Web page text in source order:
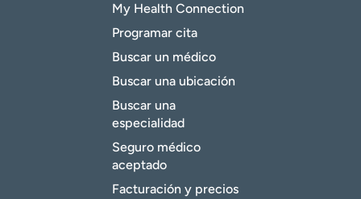
My Health Connection
Programar cita
Buscar un médico
Buscar una ubicación
Buscar una
especialidad
Seguro médico
aceptado
Facturación y precios